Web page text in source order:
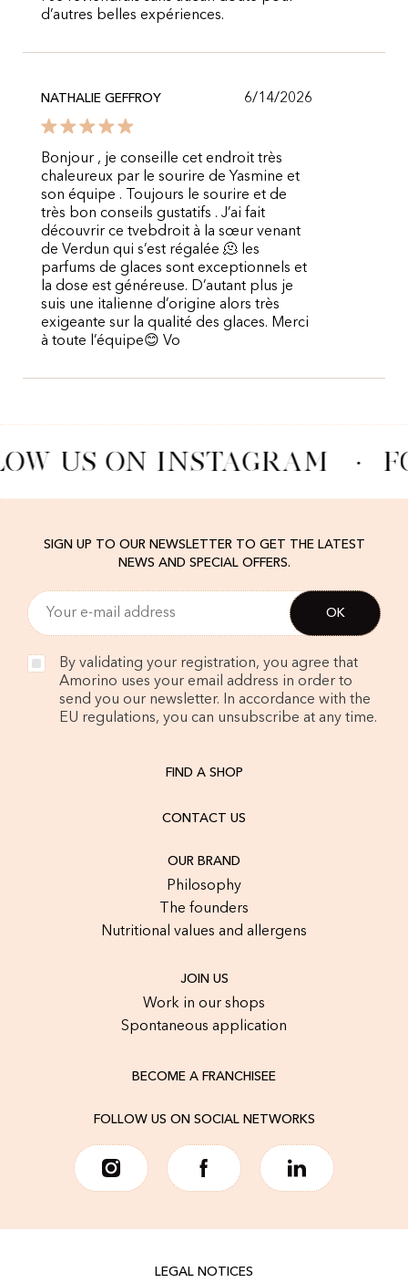
d’autres belles expériences.
NATHALIE GEFFROY 6/14/2026
Bonjour , je conseille cet endroit très
chaleureux par le sourire de Yasmine et
son équipe . Toujours le sourire et de
très bon conseils gustatifs . J’ai fait
découvrir ce tvebdroit à la sœur venant
de Verdun qui s’est régalée 🫠 les
parfums de glaces sont exceptionnels et
la dose est généreuse. D’autant plus je
suis une italienne d’origine alors très
exigeante sur la qualité des glaces. Merci
à toute l’équipe😊 Vo
US ON INSTAGRAM ·
SIGN UP TO OUR NEWSLETTER TO GET THE LATEST
NEWS AND SPECIAL OFFERS.
By validating your registration, you agree that
Amorino uses your email address in order to
send you our newsletter. In accordance with the
EU regulations, you can unsubscribe at any time.
FIND A SHOP
CONTACT US
OUR BRAND
Philosophy
The founders
Nutritional values and allergens
JOIN US
Work in our shops
Spontaneous application
BECOME A FRANCHISEE
FOLLOW US ON SOCIAL NETWORKS
LEGAL NOTICES